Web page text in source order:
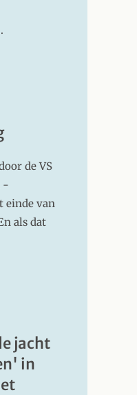
de VS
-
einde van
als dat
jacht
in